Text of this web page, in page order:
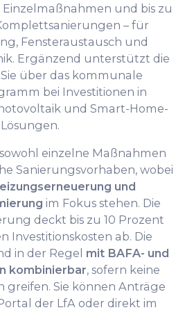
Einzelmaßnahmen und bis zu
– für
Fensteraustausch und
Ergänzend unterstützt die
über das kommunale
bei Investitionen in
und Smart-Home-
Lösungen.
einzelne Maßnahmen
Sanierungsvorhaben, wobei
und
im Fokus stehen. Die
deckt bis zu 10 Prozent
Investitionskosten ab. Die
in der Regel mit BAFA- und
kombinierbar, sofern keine
greifen. Sie können Anträge
der LfA oder direkt im